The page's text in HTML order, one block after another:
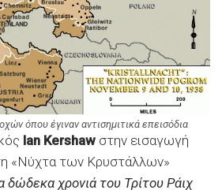
όπου έγιναν αντισημιτικά επεισόδια
Ian Kershaw στην εισαγωγή
«Νύχτα των Κρυστάλλων»
δώδεκα χρονιά του Τρίτου Ράιχ